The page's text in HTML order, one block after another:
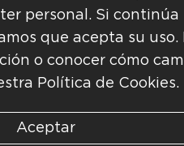
personal. Si continúa
que acepta su uso.
o conocer cómo
Política de Cookies.
Aceptar